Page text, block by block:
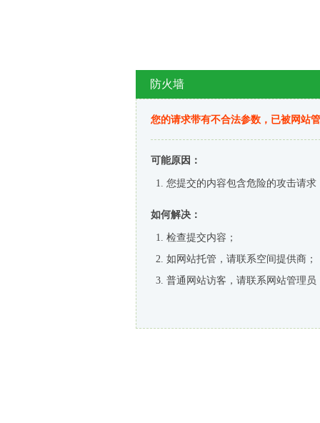
防火墙
您的请求带有不合法参数，已被网站
可能原因：
您提交的内容包含危险的攻击请求
如何解决：
检查提交内容；
如网站托管，请联系空间提供商；
普通网站访客，请联系网站管理员